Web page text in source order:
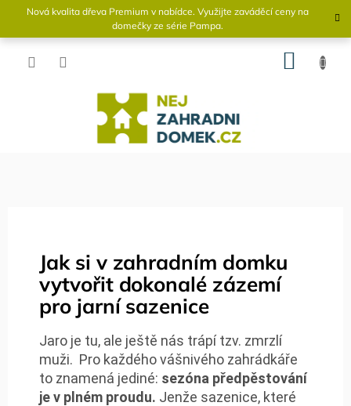
obsah
Nová kvalita dřeva Premium v ​​nabídce. Využijte zaváděcí ceny na
domečky ze série Pampa.
Jak si v zahradním domku
vytvořit dokonalé zázemí
pro jarní sazenice
Jaro je tu, ale ještě nás trápí tzv. zmrzlí
muži. Pro každého vášnivého zahrádkáře
to znamená jediné: sezóna předpěstování
je v plném proudu. Jenže sazenice, které